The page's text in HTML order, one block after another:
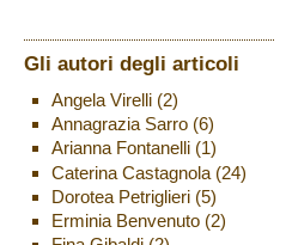
Gli autori degli articoli
Angela Virelli(2)
Annagrazia Sarro(6)
Arianna Fontanelli(1)
Caterina Castagnola(24)
Dorotea Petriglieri(5)
Erminia Benvenuto(2)